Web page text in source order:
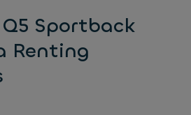
Sportback
Renting